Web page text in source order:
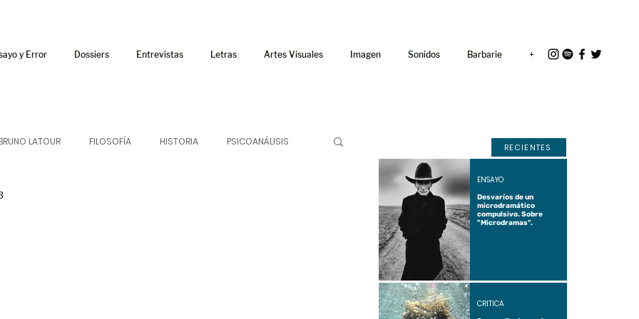
y Error Dossiers Entrevistas Letras Artes Visuales Imagen Sonidos Barbarie +
LATOUR FILOSOFÍA HISTORIA PSICOANÁLISIS RECIENTES
Desvaríos de un
microdramático
compulsivo. Sobre
"Microdramas".
ENSAYO
CRÍTICA